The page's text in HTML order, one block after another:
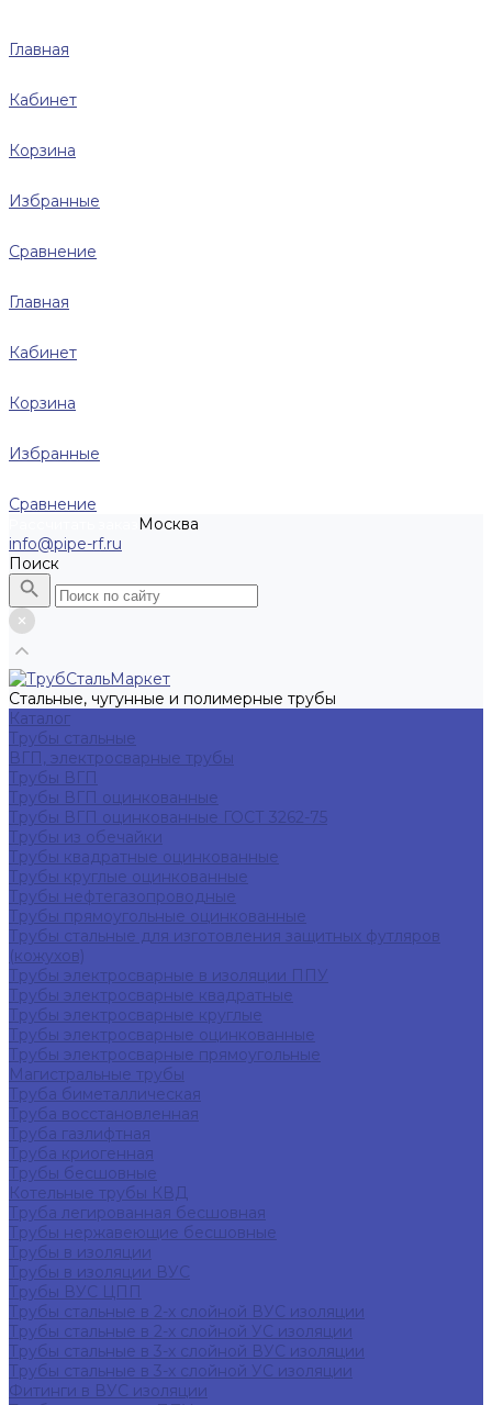
Главная
Кабинет
Корзина
Избранные
Сравнение
Главная
Кабинет
Корзина
Избранные
Сравнение
Москва
info@pipe-rf.ru
Поиск
Стальные, чугунные и полимерные трубы
Каталог
Трубы стальные
ВГП, электросварные трубы
Трубы ВГП
Трубы ВГП оцинкованные
Трубы ВГП оцинкованные ГОСТ 3262-75
Трубы из обечайки
Трубы квадратные оцинкованные
Трубы круглые оцинкованные
Трубы нефтегазопроводные
Трубы прямоугольные оцинкованные
Трубы стальные для изготовления защитных футляров
(кожухов)
Трубы электросварные в изоляции ППУ
Трубы электросварные квадратные
Трубы электросварные круглые
Трубы электросварные оцинкованные
Трубы электросварные прямоугольные
Магистральные трубы
Труба биметаллическая
Труба восстановленная
Труба газлифтная
Труба криогенная
Трубы бесшовные
Котельные трубы КВД
Труба легированная бесшовная
Трубы нержавеющие бесшовные
Трубы в изоляции
Трубы в изоляции ВУС
Трубы ВУС ЦПП
Трубы стальные в 2-х слойной ВУС изоляции
Трубы стальные в 2-х слойной УС изоляции
Трубы стальные в 3-х слойной ВУС изоляции
Трубы стальные в 3-х слойной УС изоляции
Фитинги в ВУС изоляции